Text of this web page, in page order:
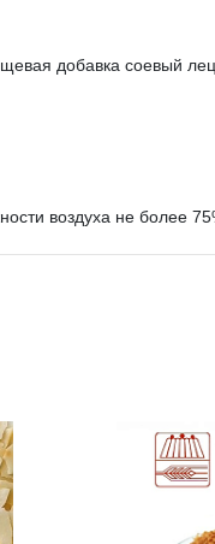
добавка соевый
воздуха не более